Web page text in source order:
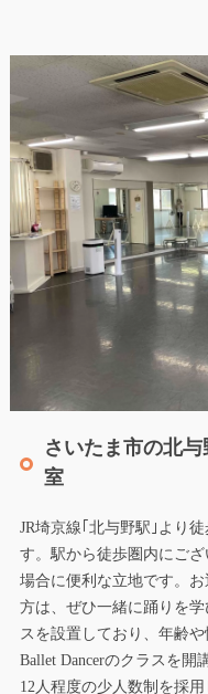
さいたま市の北
室
JR埼京線｢北与野駅｣より
す。駅から徒歩圏内にご
場合に便利な立地です。
方は、ぜひ一緒に踊りを
スを設置しており、年齢
Ballet Dancerのクラスを開
12人程度の少人数制を採